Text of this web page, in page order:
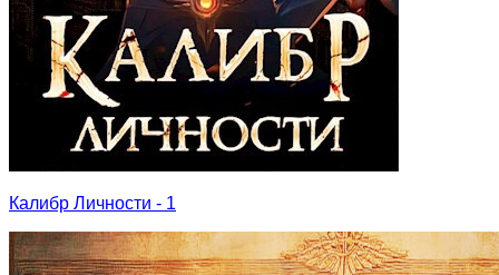
Калибр Личности - 1